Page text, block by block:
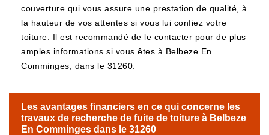
couverture qui vous assure une prestation de qualité, à
la hauteur de vos attentes si vous lui confiez votre
toiture. Il est recommandé de le contacter pour de plus
amples informations si vous êtes à Belbeze En
Comminges, dans le 31260.
Les avantages financiers en ce qui concerne les
travaux de recherche de fuite de toiture à Belbeze
En Comminges dans le 31260